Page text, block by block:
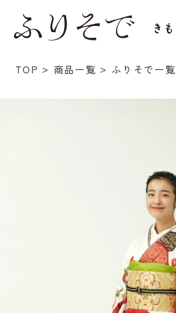
TOP 商品一覧 ふりそで一覧